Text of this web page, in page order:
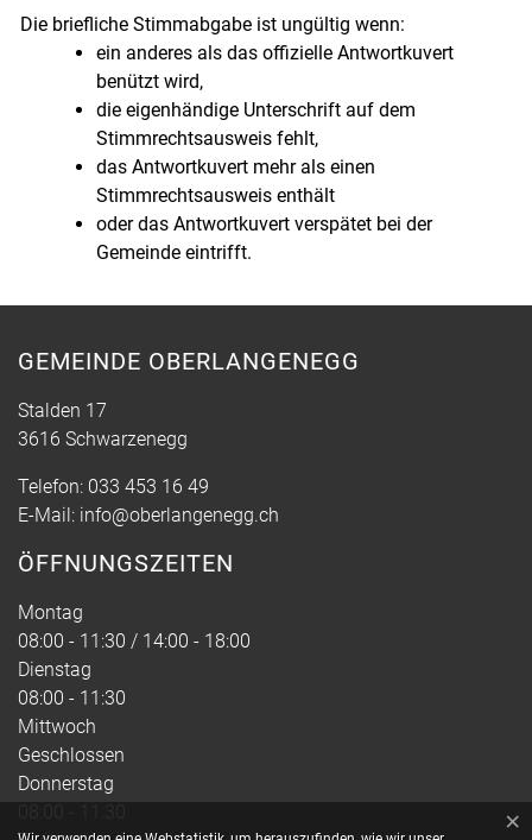
Die briefliche Stimmabgabe ist ungültig wenn:
ein anderes als das offizielle Antwortkuvert
benützt wird,
die eigenhändige Unterschrift auf dem
Stimmrechtsausweis fehlt,
das Antwortkuvert mehr als einen
Stimmrechtsausweis enthält
oder das Antwortkuvert verspätet bei der
Gemeinde eintrifft.
GEMEINDE OBERLANGENEGG
Stalden 17
3616 Schwarzenegg
Telefon: 033 453 16 49
E-Mail: info@oberlangenegg.ch
ÖFFNUNGSZEITEN
Montag
08:00 - 11:30 / 14:00 - 18:00
Dienstag
08:00 - 11:30
Mittwoch
Geschlossen
Donnerstag
×